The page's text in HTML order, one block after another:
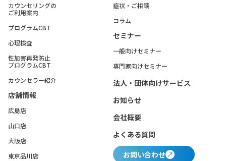
カウンセリングの
ご利用案内
プログラムCBT
心理検査
性加害再発防止
プログラムCBT
カウンセラー紹介
店舗情報
広島店
山口店
大阪店
東京品川店
症状・ご相談
コラム
セミナー
一般向けセミナー
専門家向けセミナー
法人・団体向けサービス
お知らせ
会社概要
よくある質問
お問い合わせ